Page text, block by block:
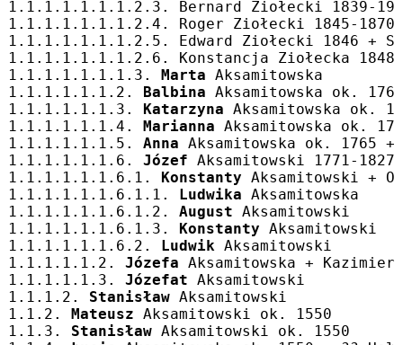
1.1.1.1.1.1.1.2.3. Bernard Ziołecki 1839-
1.1.1.1.1.1.1.2.4. Roger Ziołecki 1845-1870
1.1.1.1.1.1.1.2.5. Edward Ziołecki 1846 +
1.1.1.1.1.1.1.2.6. Konstancja Ziołecka 1848-
1.1.1.1.1.1.1.3. Marta Aksamitowska
1.1.1.1.1.1.2. Balbina Aksamitowska ok. 1765
1.1.1.1.1.1.3. Katarzyna Aksamitowska ok.
1.1.1.1.1.1.4. Marianna Aksamitowska ok.
1.1.1.1.1.1.5. Anna Aksamitowska ok. 1765
1.1.1.1.1.1.6. Józef Aksamitowski 1771-
1.1.1.1.1.1.6.1. Konstanty Aksamitowski +
1.1.1.1.1.1.6.1.1. Ludwika Aksamitowska
1.1.1.1.1.1.6.1.2. August Aksamitowski
1.1.1.1.1.1.6.1.3. Konstanty Aksamitowski
1.1.1.1.1.1.6.2. Ludwik Aksamitowski
1.1.1.1.1.2. Józefa Aksamitowska +
1.1.1.1.1.3. Józefat Aksamitowski
1.1.1.2. Stanisław Aksamitowski
1.1.2. Mateusz Aksamitowski ok. 1550
1.1.3. Stanisław Aksamitowski ok. 1550